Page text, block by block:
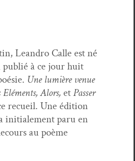
Lean­dro Calle est né
pub­lié à ce jour huit
Une lumière venue
Alors, etPass­er
recueil. Une édi­tion
ini­tiale­ment paru en
au poème